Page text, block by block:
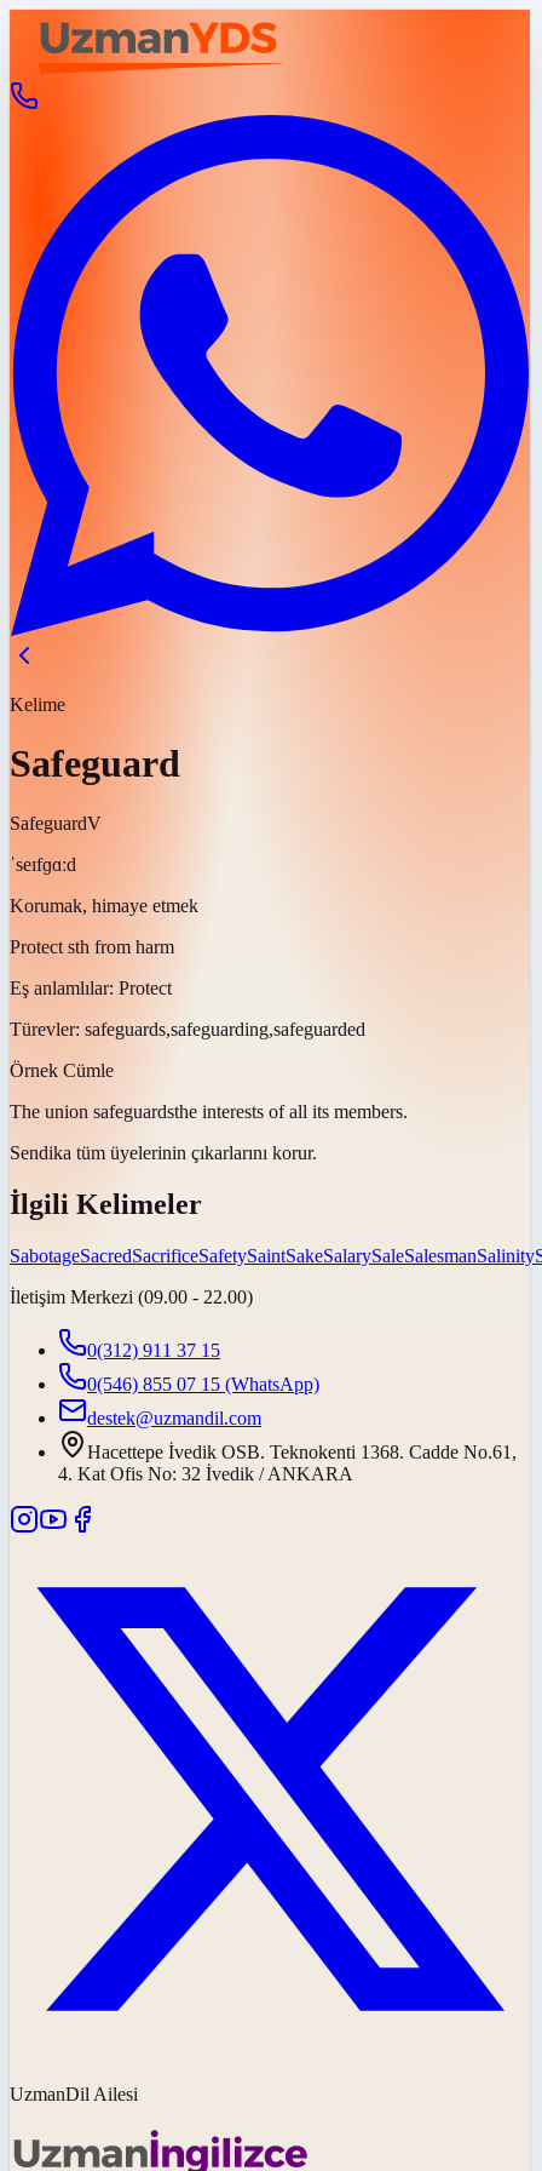
Kelime
Safeguard
SafeguardV
ˈseɪfɡɑːd
Korumak, himaye etmek
Protect sth from harm
Eş anlamlılar: Protect
Türevler: safeguards,safeguarding,safeguarded
Örnek Cümle
The union safeguardsthe interests of all its members.
Sendika tüm üyelerinin çıkarlarını korur.
İlgili Kelimeler
SabotageSacredSacrificeSafetySaintSakeSalarySaleSalesmanSalinity
İletişim Merkezi (09.00 - 22.00)
0(312) 911 37 15
0(546) 855 07 15 (WhatsApp)
destek@uzmandil.com
Hacettepe İvedik OSB. Teknokenti 1368. Cadde No.61,
4. Kat Ofis No: 32 İvedik / ANKARA
UzmanDil Ailesi